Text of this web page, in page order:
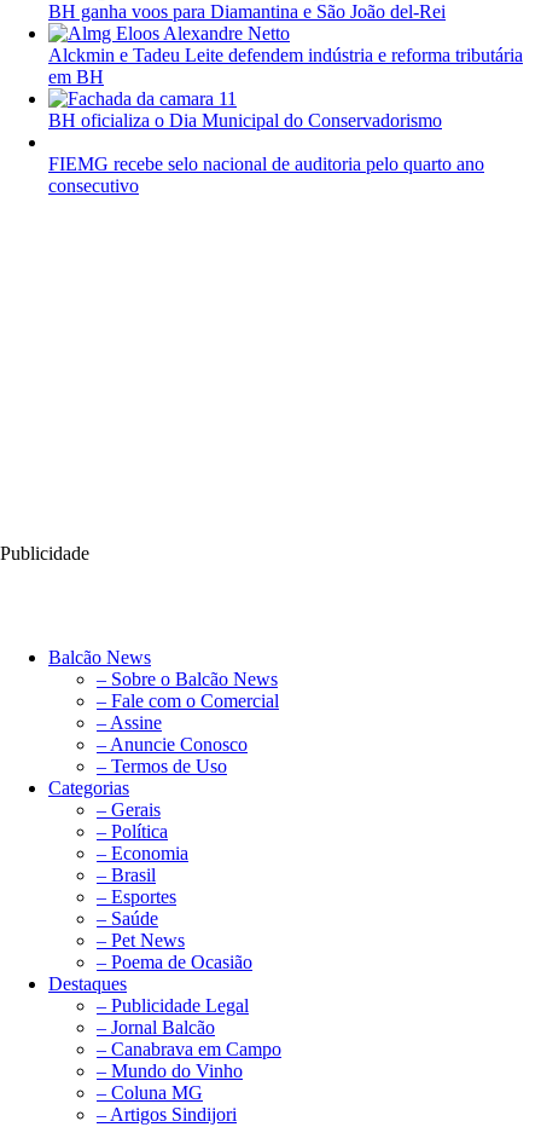
BH ganha voos para Diamantina e São João del-Rei
Alckmin e Tadeu Leite defendem indústria e reforma tributária
em BH
BH oficializa o Dia Municipal do Conservadorismo
FIEMG recebe selo nacional de auditoria pelo quarto ano
consecutivo
Publicidade
Balcão News
– Sobre o Balcão News
– Fale com o Comercial
– Assine
– Anuncie Conosco
– Termos de Uso
Categorias
– Gerais
– Política
– Economia
– Brasil
– Esportes
– Saúde
– Pet News
– Poema de Ocasião
Destaques
– Publicidade Legal
– Jornal Balcão
– Canabrava em Campo
– Mundo do Vinho
– Coluna MG
– Artigos Sindijori